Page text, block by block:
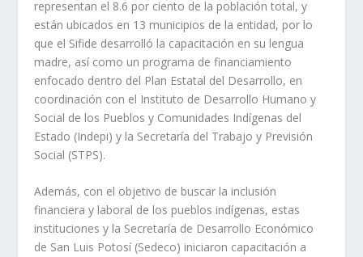
representan el 8.6 por ciento de la población total, y
están ubicados en 13 municipios de la entidad, por lo
que el Sifide desarrolló la capacitación en su lengua
madre, así como un programa de financiamiento
enfocado dentro del Plan Estatal del Desarrollo, en
coordinación con el Instituto de Desarrollo Humano y
Social de los Pueblos y Comunidades Indígenas del
Estado (Indepi) y la Secretaría del Trabajo y Previsión
Social (STPS).
Además, con el objetivo de buscar la inclusión
financiera y laboral de los pueblos indígenas, estas
instituciones y la Secretaría de Desarrollo Económico
de San Luis Potosí (Sedeco) iniciaron capacitación a